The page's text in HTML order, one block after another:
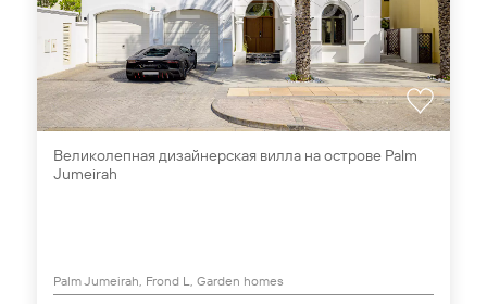
Великолепная дизайнерская вилла на острове Palm
Jumeirah
Palm Jumeirah, Frond L, Garden homes